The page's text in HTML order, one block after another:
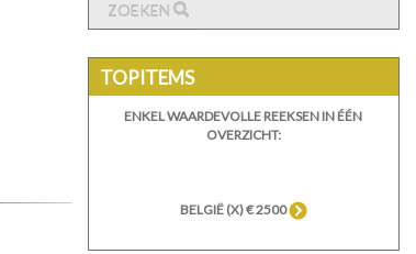
ZOEKEN
TOPITEMS
ENKEL WAARDEVOLLE REEKSEN IN ÉÉN
OVERZICHT:
BELGIË (X) € 2500